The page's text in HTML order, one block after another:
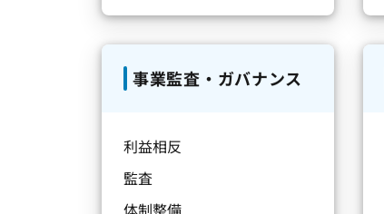
事業監査・ガバナンス
利益相反
監査